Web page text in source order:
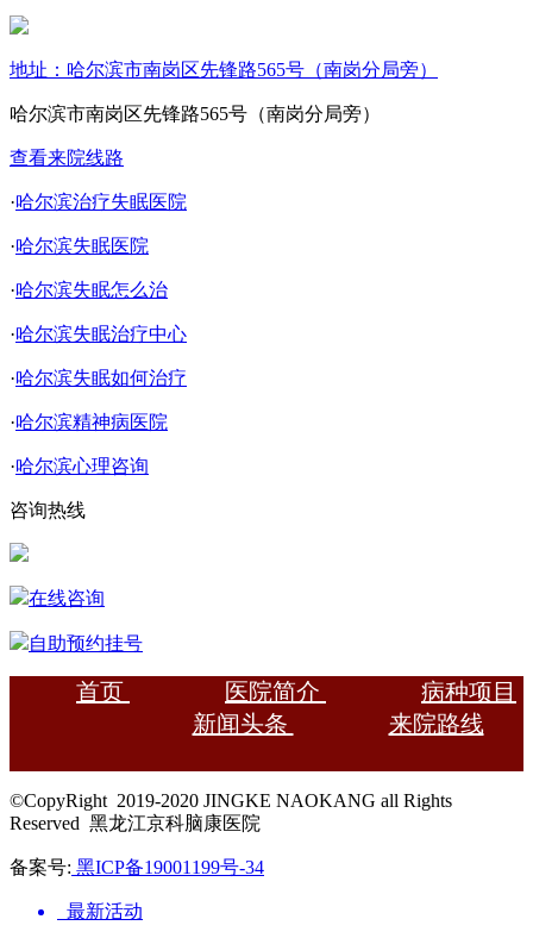
地址：哈尔滨市南岗区先锋路565号（南岗分局旁）
哈尔滨市南岗区先锋路565号（南岗分局旁）
查看来院线路
·哈尔滨治疗失眠医院
·哈尔滨失眠医院
·哈尔滨失眠怎么治
·哈尔滨失眠治疗中心
·哈尔滨失眠如何治疗
·哈尔滨精神病医院
·哈尔滨心理咨询
咨询热线
在线咨询
自助预约挂号
首页 医院简介
病种项目
新闻头条
来院路线
©CopyRight 2019-2020 JINGKE NAOKANG all Rights
Reserved 黑龙江京科脑康医院
备案号: 黑ICP备19001199号-34
最新活动